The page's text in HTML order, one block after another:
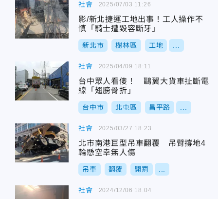
社會
影/新北捷運工地出事！工人操作不
慎「騎士遭毀容斷牙」
新北市 樹林區 工地
2025/07/03 11:26
社會
台中眾人看傻！ 鷗翼大貨車扯斷電
線「翅膀骨折」
台中市 北屯區 昌平路
2025/04/09 18:11
社會
北市南港巨型吊車翻覆 吊臂撐地4
輪懸空幸無人傷
吊車 翻覆 開罰
2025/03/27 18:23
社會 2024/12/06 18:04